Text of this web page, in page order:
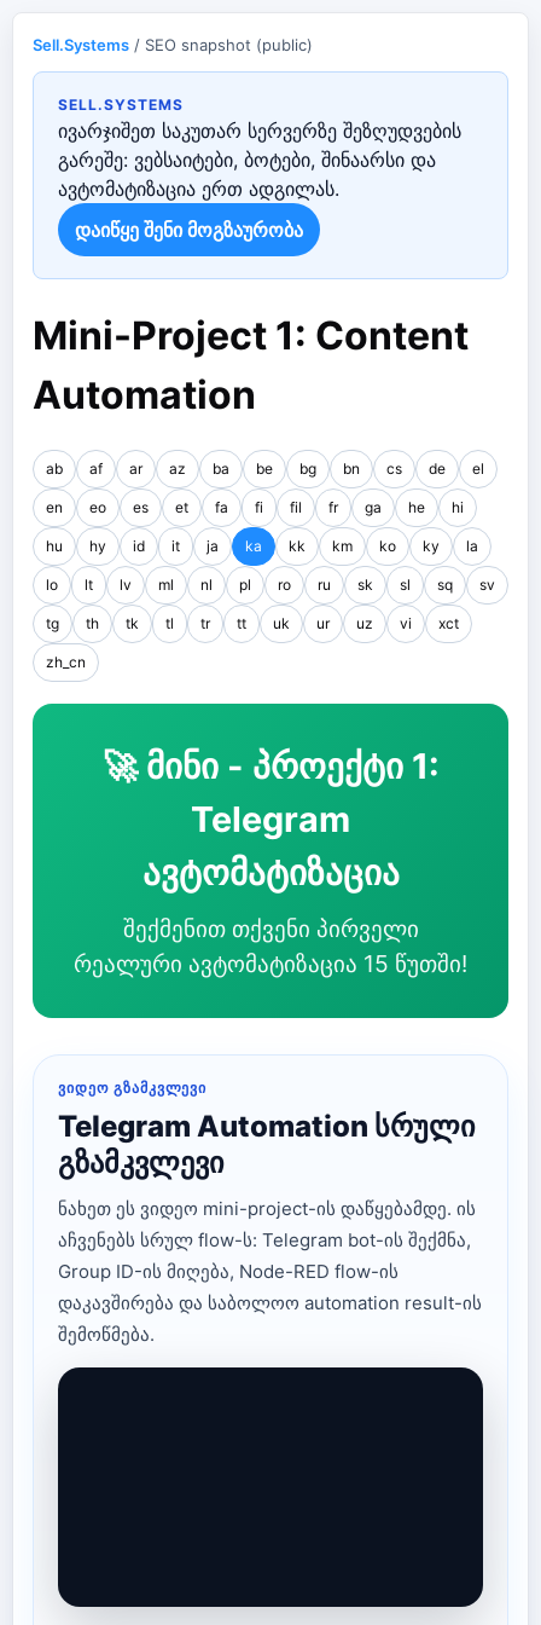
Sell.Systems / SEO snapshot (public)
SELL.SYSTEMS
ივარჯიშეთ საკუთარ სერვერზე შეზღუდვების
გარეშე: ვებსაიტები, ბოტები, შინაარსი და
ავტომატიზაცია ერთ ადგილას.
დაიწყე შენი მოგზაურობა
Mini-Project 1: Content
Automation
ab af ar az ba be bg bn cs de el
en eo es et fa fi fil fr ga he hi
hu hy id it ja ka kk km ko ky la
lo lt lv ml nl pl ro ru sk sl sq sv
tg th tk tl tr tt uk ur uz vi xct
zh_cn
🚀 მინი - პროექტი 1:
Telegram
ავტომატიზაცია
შექმენით თქვენი პირველი
რეალური ავტომატიზაცია 15 წუთში!
ᲕᲘᲓᲔᲝ ᲒᲖᲐᲛᲙᲕᲚᲔᲕᲘ
Telegram Automation სრული
გზამკვლევი
ნახეთ ეს ვიდეო mini-project-ის დაწყებამდე. ის
აჩვენებს სრულ flow-ს: Telegram bot-ის შექმნა,
Group ID-ის მიღება, Node-RED flow-ის
დაკავშირება და საბოლოო automation result-ის
შემოწმება.